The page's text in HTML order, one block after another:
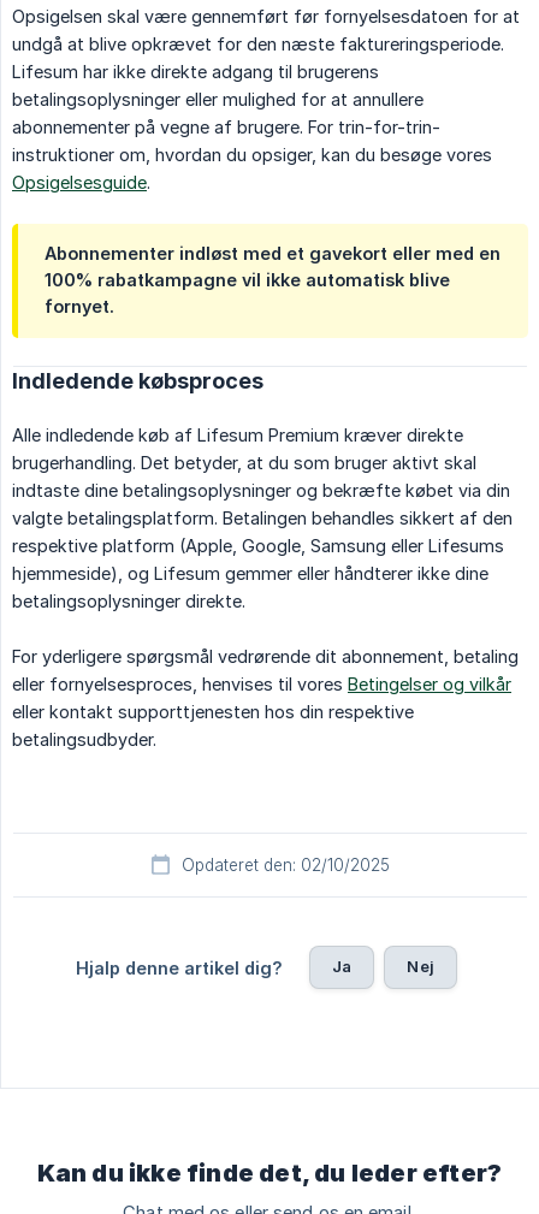
Opsigelsen skal være gennemført før fornyelsesdatoen for at
undgå at blive opkrævet for den næste faktureringsperiode.
Lifesum har ikke direkte adgang til brugerens
betalingsoplysninger eller mulighed for at annullere
abonnementer på vegne af brugere. For trin-for-trin-
instruktioner om, hvordan du opsiger, kan du besøge vores
Opsigelsesguide.
Abonnementer indløst med et gavekort eller med en
100% rabatkampagne vil ikke automatisk blive
fornyet.
Indledende købsproces
Alle indledende køb af Lifesum Premium kræver direkte
brugerhandling. Det betyder, at du som bruger aktivt skal
indtaste dine betalingsoplysninger og bekræfte købet via din
valgte betalingsplatform. Betalingen behandles sikkert af den
respektive platform (Apple, Google, Samsung eller Lifesums
hjemmeside), og Lifesum gemmer eller håndterer ikke dine
betalingsoplysninger direkte.
For yderligere spørgsmål vedrørende dit abonnement, betaling
eller fornyelsesproces, henvises til vores Betingelser og vilkår
eller kontakt supporttjenesten hos din respektive
betalingsudbyder.
Opdateret den: 02/10/2025
Hjalp denne artikel dig? Ja Nej
Kan du ikke finde det, du leder efter?